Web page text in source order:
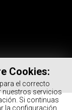
Cookies:
el correcto
nuestros servicios
Si continuas
la configuración,